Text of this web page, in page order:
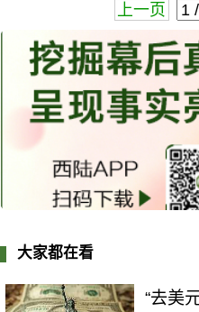
上一页
大家都在看
“去美